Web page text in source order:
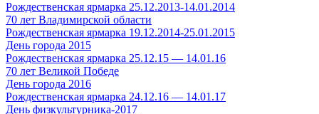
Рождественская ярмарка 25.12.2013-14.01.2014
70 лет Владимирской области
Рождественская ярмарка 19.12.2014-25.01.2015
День города 2015
Рождественская ярмарка 25.12.15 — 14.01.16
70 лет Великой Победе
День города 2016
Рождественская ярмарка 24.12.16 — 14.01.17
День физкультурника-2017